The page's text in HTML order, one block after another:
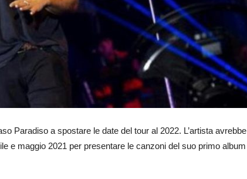
Paradiso a spostare le date del tour al 2022. L’artista avrebbe
e maggio 2021 per presentare le canzoni del suo primo album